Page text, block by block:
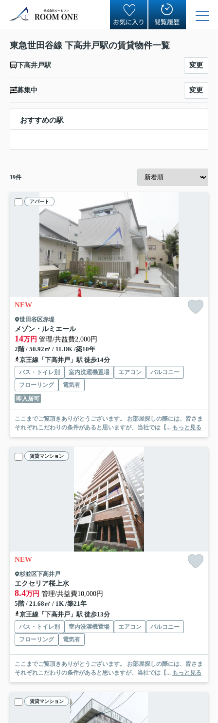
お気に入り 閲覧履歴
東急世田谷線 下高井戸駅の賃貸物件一覧
下高井戸駅 変更
募集中 変更
おすすめの駅
19件
アパート
NEW
世田谷区赤堤
メゾン・ルミエール
14万円 管理/共益費2,000円
2階 / 50.92㎡ / 1LDK /築10年
京王線「下高井戸」駅 徒歩14分
バス・トイレ別 室内洗濯機置場 エアコン
バルコニー
フローリング
電気有
即入居可
ここまでご覧頂きありがとうございます。 お部屋探しの際には、皆さま
それぞれこだわりの条件があると思いますが、当社では【... もっと見る
賃貸マンション
NEW
杉並区下高井戸
エクセリア桜上水
8.4万円 管理/共益費10,000円
5階 / 21.68㎡ / 1K /築21年
京王線「下高井戸」駅 徒歩13分
バス・トイレ別 室内洗濯機置場 エアコン
バルコニー
フローリング
電気有
ここまでご覧頂きありがとうございます。 お部屋探しの際には、皆さま
それぞれこだわりの条件があると思いますが、当社では【... もっと見る
賃貸マンション